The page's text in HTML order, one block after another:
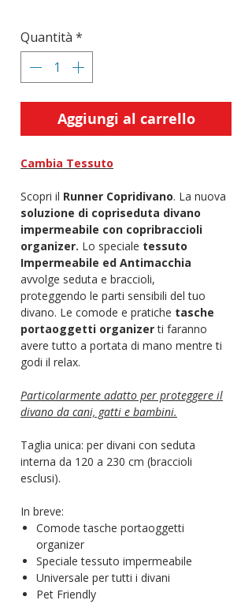
Quantità *
Aggiungi al carrello
Cambia Tessuto
Scopri il Runner Copridivano. La nuova
soluzione di copriseduta divano
impermeabile con copribraccioli
organizer. Lo speciale tessuto
Impermeabile ed Antimacchia
avvolge seduta e braccioli,
proteggendo le parti sensibili del tuo
divano. Le comode e pratiche tasche
portaoggetti organizerti faranno
avere tutto a portata di mano mentre ti
godi il relax.
Particolarmente adatto per proteggere il
divano da cani, gatti e bambini.
Taglia unica: per divani con seduta
interna da 120 a 230 cm (braccioli
esclusi).
In breve:
Comode tasche portaoggetti
organizer
Speciale tessuto impermeabile
Universale per tutti i divani
Pet Friendly